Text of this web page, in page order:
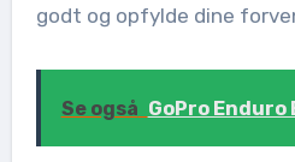
godt og opfylde dine
Se også GoPro